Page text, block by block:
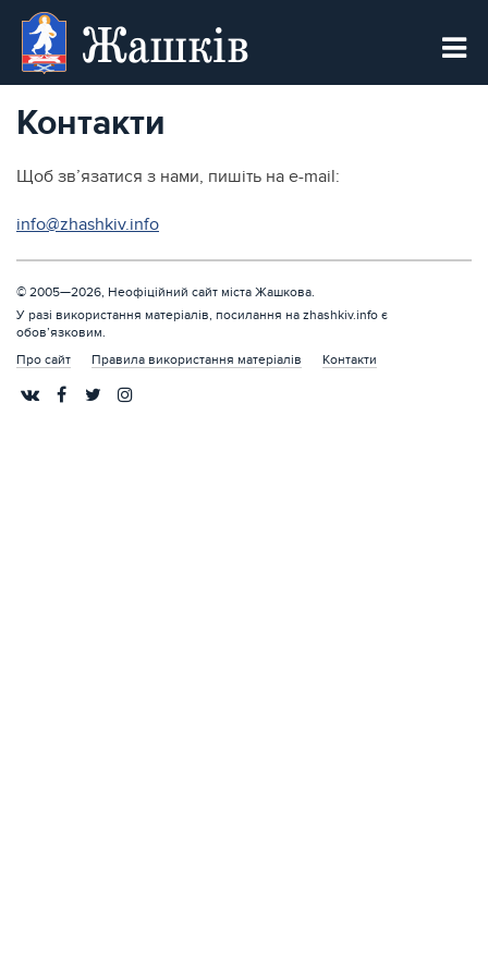
Жашків
Контакти
Щоб зв’язатися з нами, пишіть на e-mail:
info@zhashkiv.info
© 2005—2026, Неофіційний сайт міста Жашкова.
У разі використання матеріалів, посилання на zhashkiv.info є
обов’язковим.
Про сайт
Правила використання матеріалів Контакти